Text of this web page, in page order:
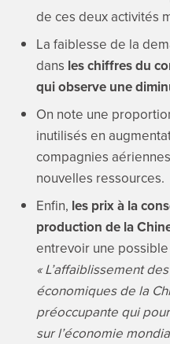
de ces deux activités
La faiblesse de la
dans les chiffres du
qui observe une
On note une
inutilisés en
compagnies
nouvelles ressources.
Enfin, les prix à la
production de la
entrevoir une
« L’affaiblissement
économiques de la
préoccupante qui
sur l’économie